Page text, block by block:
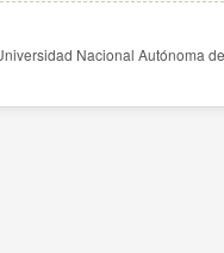
Nacional Autónoma